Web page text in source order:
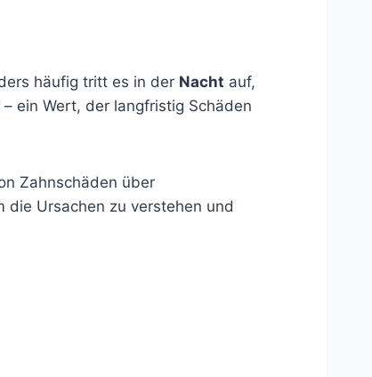
häufig tritt es in der Nacht auf,
ein Wert, der langfristig Schäden
Zahnschäden über
die Ursachen zu verstehen und